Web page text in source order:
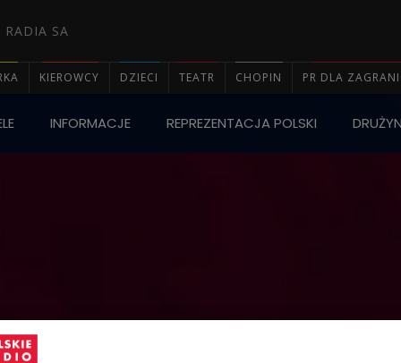
RADIA SA
KIEROWCY DZIECI TEATR CHOPIN PR DLA
INFORMACJE REPREZENTACJA POLSKI